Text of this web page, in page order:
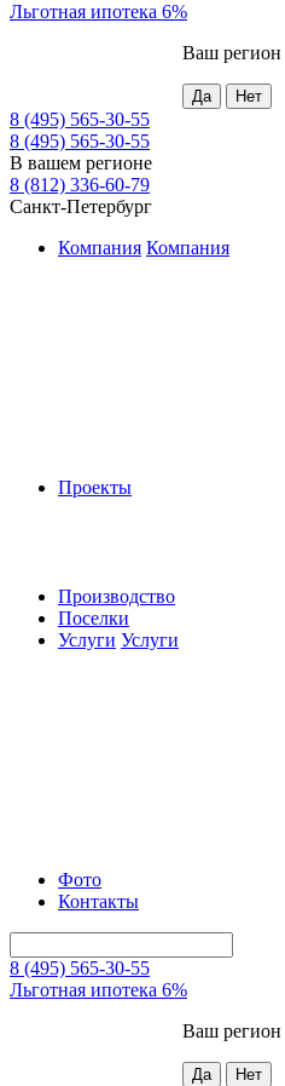
Льготная ипотека 6%
Ваш регион
8 (495) 565-30-55
8 (495) 565-30-55
В вашем регионе
8 (812) 336-60-79
Санкт-Петербург
Компания Компания
Проекты
Производство
Поселки
Услуги Услуги
Фото
Контакты
8 (495) 565-30-55
Льготная ипотека 6%
Ваш регион